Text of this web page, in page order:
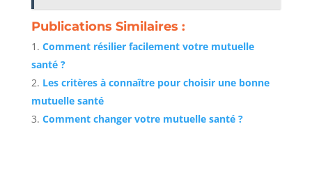
Publications Similaires :
Comment résilier facilement votre mutuelle
santé ?
Les critères à connaître pour choisir une bonne
mutuelle santé
Comment changer votre mutuelle santé ?